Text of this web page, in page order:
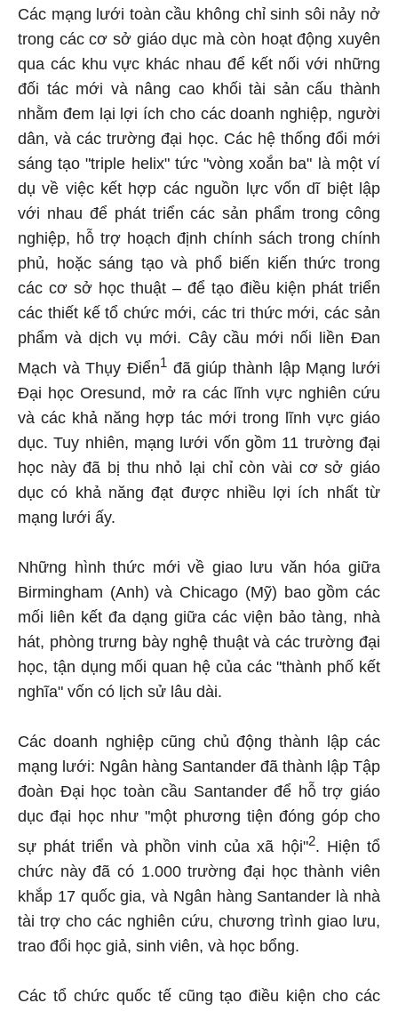
Các mạng lưới toàn cầu không chỉ sinh sôi nảy nở
trong các cơ sở giáo dục mà còn hoạt động xuyên
qua các khu vực khác nhau để kết nối với những
đối tác mới và nâng cao khối tài sản cấu thành
nhằm đem lại lợi ích cho các doanh nghiệp, người
dân, và các trường đại học. Các hệ thống đổi mới
sáng tạo "triple helix" tức "vòng xoắn ba" là một ví
dụ về việc kết hợp các nguồn lực vốn dĩ biệt lập
với nhau để phát triển các sản phẩm trong công
nghiệp, hỗ trợ hoạch định chính sách trong chính
phủ, hoặc sáng tạo và phổ biến kiến thức trong
các cơ sở học thuật – để tạo điều kiện phát triển
các thiết kế tổ chức mới, các tri thức mới, các sản
phẩm và dịch vụ mới. Cây cầu mới nối liền Đan
Mạch và Thụy Điển1 đã giúp thành lập Mạng lưới
Đại học Oresund, mở ra các lĩnh vực nghiên cứu
và các khả năng hợp tác mới trong lĩnh vực giáo
dục. Tuy nhiên, mạng lưới vốn gồm 11 trường đại
học này đã bị thu nhỏ lại chỉ còn vài cơ sở giáo
dục có khả năng đạt được nhiều lợi ích nhất từ
mạng lưới ấy.
Những hình thức mới về giao lưu văn hóa giữa
Birmingham (Anh) và Chicago (Mỹ) bao gồm các
mối liên kết đa dạng giữa các viện bảo tàng, nhà
hát, phòng trưng bày nghệ thuật và các trường đại
học, tận dụng mối quan hệ của các "thành phố kết
nghĩa" vốn có lịch sử lâu dài.
Các doanh nghiệp cũng chủ động thành lập các
mạng lưới: Ngân hàng Santander đã thành lập Tập
đoàn Đại học toàn cầu Santander để hỗ trợ giáo
dục đại học như "một phương tiện đóng góp cho
sự phát triển và phồn vinh của xã hội"2. Hiện tổ
chức này đã có 1.000 trường đại học thành viên
khắp 17 quốc gia, và Ngân hàng Santander là nhà
tài trợ cho các nghiên cứu, chương trình giao lưu,
trao đổi học giả, sinh viên, và học bổng.
Các tổ chức quốc tế cũng tạo điều kiện cho các